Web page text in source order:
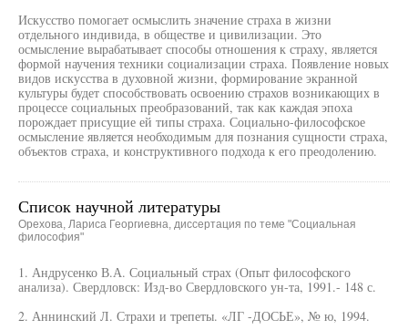
Искусство помогает осмыслить значение страха в жизни
отдельного индивида, в обществе и цивилизации. Это
осмысление вырабатывает способы отношения к страху, является
формой научения техники социализации страха. Появление новых
видов искусства в духовной жизни, формирование экранной
культуры будет способствовать освоению страхов возникающих в
процессе социальных преобразований, так как каждая эпоха
порождает присущие ей типы страха. Социально-философское
осмысление является необходимым для познания сущности страха,
объектов страха, и конструктивного подхода к его преодолению.
Список научной литературы
Орехова, Лариса Георгиевна, диссертация по теме "Социальная
философия"
1. Андрусенко В.А. Социальный страх (Опыт философского
анализа). Свердловск: Изд-во Свердловского ун-та, 1991.- 148 с.
2. Аннинский Л. Страхи и трепеты. «ЛГ -ДОСЬЕ», № ю, 1994.